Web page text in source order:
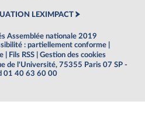
LEXIMPACT
Assemblée nationale 2019
: partiellement conforme
Fils RSS
Gestion des cookies
de l'Université, 75355 Paris 07 SP -
01 40 63 60 00